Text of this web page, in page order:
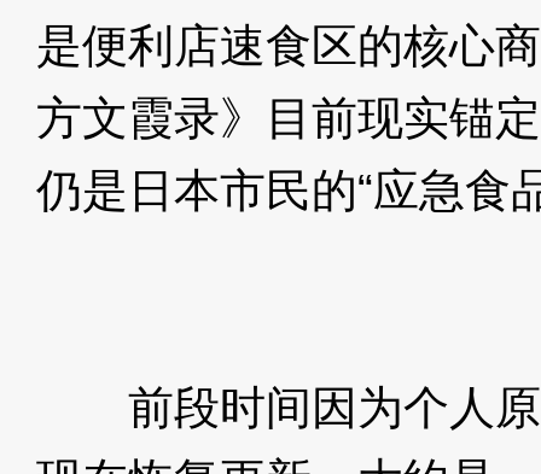
是便利店速食区的核心
方文霞录》目前现实锚
仍是日本市民的“应急食
前段时间因为个人原